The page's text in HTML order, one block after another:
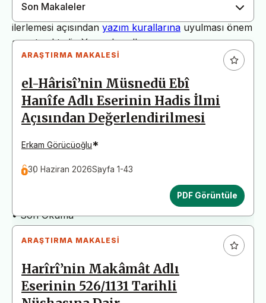
Dergimiz yayın süreçlerinin daha hızlı ve sağlıklı
ilerlemesi açısından yazım kurallarına uyulması önem
arz etmektedir. Yazım kurallarına uymayan
başvurular değerlendirme aşamasına alınmadan iade
edilecektir. Bu nedenle çalışmalarınızı yüklemeden
önce çalışmanızın yazım kurallarına uygun olarak
düzenlendiğinden emin olunuz.
Yayın İnceleme Süreci (Yaklaşık 130 Gün)
• Editör İncelemesi
• Şekilsel ve Etik Ön İnceleme
• Son Okuma
Son Makaleler
ARAŞTIRMA MAKALESI
el-Hârisî’nin Müsnedü Ebî
Hanîfe Adlı Eserinin Hadis İlmi
Açısından Değerlendirilmesi
Erkam Görücüoğlu*
30 Haziran 2026Sayfa 1-43
PDF Görüntüle
ARAŞTIRMA MAKALESI
Harîrî’nin Makâmât Adlı
Eserinin 526/1131 Tarihli